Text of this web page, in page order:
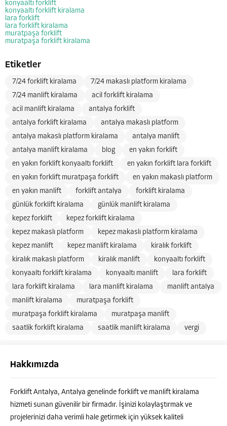
konyaaltı forklift
konyaaltı forklift kiralama
lara forklift
lara forklift kiralama
muratpaşa forklift
muratpaşa forklift kiralama
Etiketler
7/24 forklift kiralama
7/24 makaslı platform kiralama
7/24 manlift kiralama
acil forklift kiralama
acil manlift kiralama
antalya forklift
antalya forklift kiralama
antalya makaslı platform
antalya makaslı platform kiralama
antalya manlift
antalya manlift kiralama
blog
en yakın forklift
en yakın forklift konyaaltı forklift
en yakın forklift lara forklift
en yakın forklift muratpaşa forklift
en yakın makaslı platform
en yakın manlift
forklift antalya
forklift kiralama
günlük forklift kiralama
günlük manlift kiralama
kepez forklift
kepez forklift kiralama
kepez makaslı platform
kepez makaslı platform kiralama
kepez manlift
kepez manlift kiralama
kiralık forklift
kiralık makaslı platform
kiralık manlift
konyaaltı forklift
konyaaltı forklift kiralama
konyaaltı manlift
lara forklift
lara forklift kiralama
lara manlift kiralama
manlift antalya
manlift kiralama
muratpaşa forklift
muratpaşa forklift kiralama
muratpaşa manlift
saatlik forklift kiralama
saatlik manlift kiralama vergi
Hakkımızda
Forklift Antalya, Antalya genelinde forklift ve manlift kiralama
hizmeti sunan güvenilir bir firmadır. İşinizi kolaylaştırmak ve
projelerinizi daha verimli hale getirmek için yüksek kaliteli